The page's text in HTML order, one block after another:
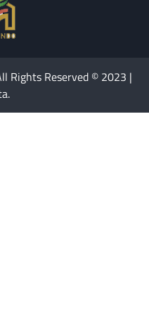
Rights Reserved © 2023 |